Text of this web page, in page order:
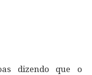
dizendo que o